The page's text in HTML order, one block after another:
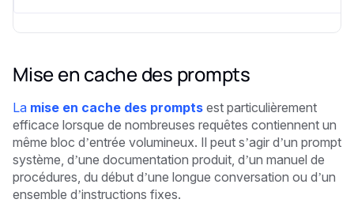
Mise en cache des prompts
La mise en cache des prompts est particulièrement
efficace lorsque de nombreuses requêtes contiennent un
même bloc d’entrée volumineux. Il peut s’agir d’un prompt
système, d’une documentation produit, d’un manuel de
procédures, du début d’une longue conversation ou d’un
ensemble d’instructions fixes.